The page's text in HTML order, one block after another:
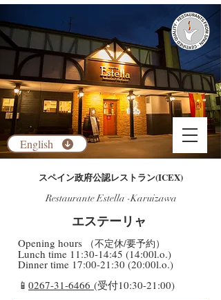
​スペイン政府公認レストラン(ICEX)
Restaurante Estella -Karuizawa
​エステーリャ
​Opening hours （不定休/要予約）
​Lunch time 11:30-14:45 (14:00l.o.)
Dinner time 17:00-21:30 (20:00l.o.)
​📱 0267-31-6466 (受付10:30-21:00)
English